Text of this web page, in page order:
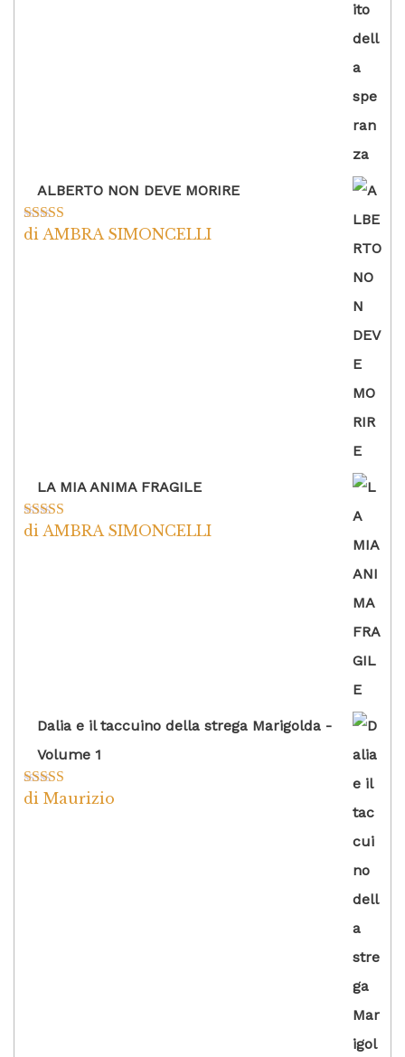
ALBERTO NON DEVE MORIRE
Valutato5su
di AMBRA SIMONCELLI
LA MIA ANIMA FRAGILE
Valutato5su
di AMBRA SIMONCELLI
Dalia e il taccuino della strega Marigolda -
Volume 1
Valutato4
di Maurizio